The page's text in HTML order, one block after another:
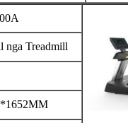
nga Treadmill